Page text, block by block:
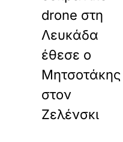
drone στη
Λευκάδα
έθεσε ο
Μητσοτάκης
στον
Ζελένσκι